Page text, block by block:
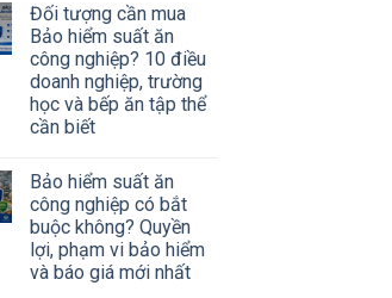
Đối tượng cần mua
Bảo hiểm suất ăn
công nghiệp? 10 điều
doanh nghiệp, trường
học và bếp ăn tập thể
cần biết
Bảo hiểm suất ăn
công nghiệp có bắt
buộc không? Quyền
lợi, phạm vi bảo hiểm
và báo giá mới nhất